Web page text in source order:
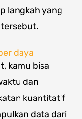
langkah yang
daya
kamu bisa
dan
kuantitatif
data dari